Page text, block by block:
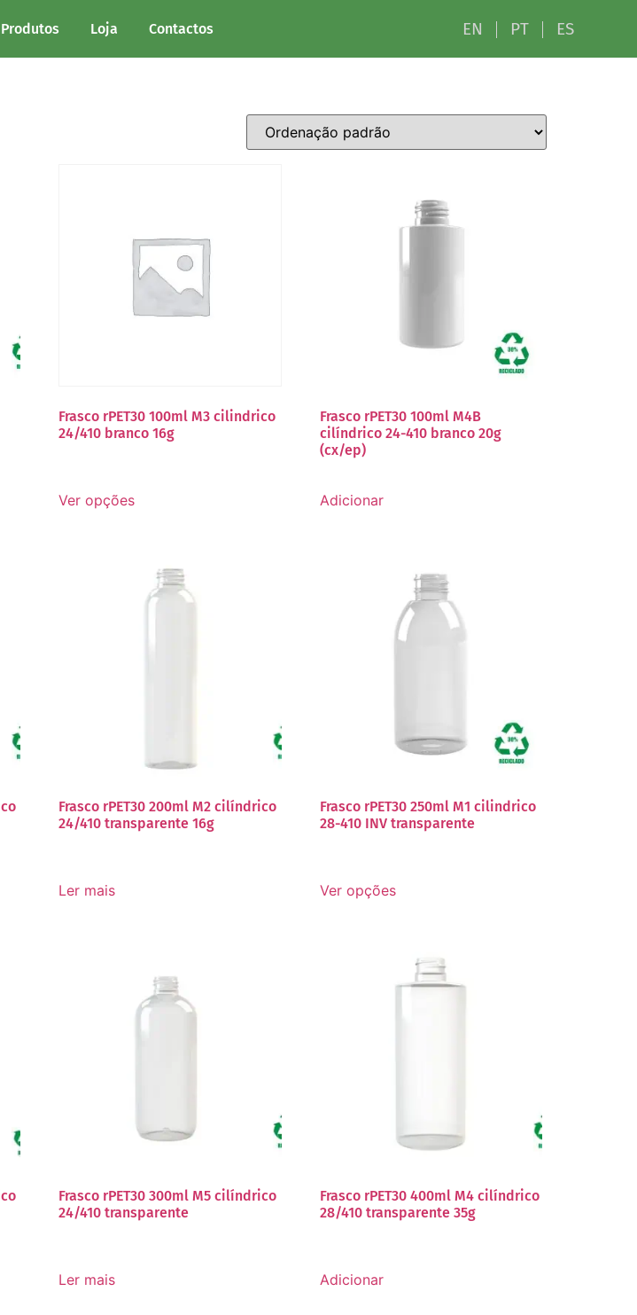
Produtos Loja Contactos EN PT ES
Frasco rPET30 100ml M3 cilindrico
24/410 branco 16g
Ver opções
Frasco rPET30 100ml M4B
cilíndrico 24-410 branco 20g
(cx/ep)
Adicionar
Frasco rPET30 200ml M2 cilíndrico
24/410 transparente 16g
Ler mais
Frasco rPET30 250ml M1 cilindrico
28-410 INV transparente
Ver opções
Frasco rPET30 300ml M5 cilíndrico
24/410 transparente
Ler mais
Frasco rPET30 400ml M4 cilíndrico
28/410 transparente 35g
Adicionar